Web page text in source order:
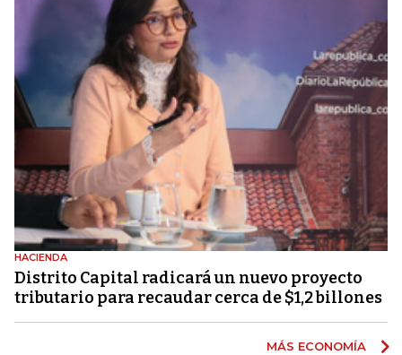
HACIENDA
Distrito Capital radicará un nuevo proyecto
tributario para recaudar cerca de $1,2 billones
MÁS ECONOMÍA